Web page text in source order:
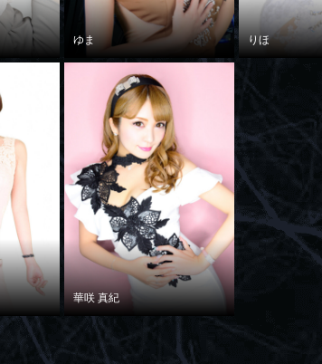
ゆま りほ
華咲 真紀